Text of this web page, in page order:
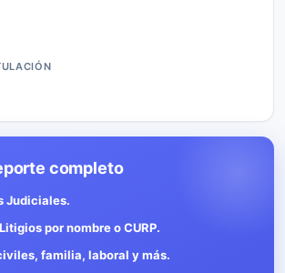
completo
Judiciales.
por nombre o CURP.
familia, laboral y más.